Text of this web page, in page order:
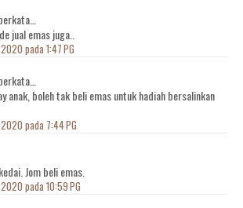
jual emas juga..
pada 1:47 PG
anak, boleh tak beli emas untuk hadiah bersalinkan
pada 7:44 PG
Jom beli emas.
pada 10:59 PG